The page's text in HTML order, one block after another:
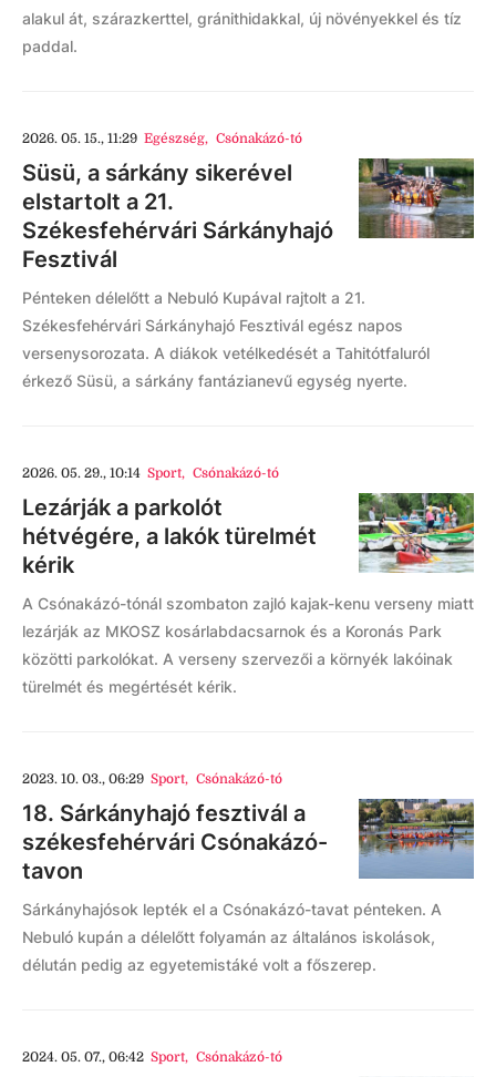
alakul át, szárazkerttel, gránithidakkal, új növényekkel és tíz
paddal.
2026. 05. 15., 11:29 Egészség, Csónakázó-tó
Süsü, a sárkány sikerével
elstartolt a 21.
Székesfehérvári Sárkányhajó
Fesztivál
Pénteken délelőtt a Nebuló Kupával rajtolt a 21.
Székesfehérvári Sárkányhajó Fesztivál egész napos
versenysorozata. A diákok vetélkedését a Tahitótfaluról
érkező Süsü, a sárkány fantázianevű egység nyerte.
2026. 05. 29., 10:14 Sport, Csónakázó-tó
Lezárják a parkolót
hétvégére, a lakók türelmét
kérik
A Csónakázó-tónál szombaton zajló kajak-kenu verseny miatt
lezárják az MKOSZ kosárlabdacsarnok és a Koronás Park
közötti parkolókat. A verseny szervezői a környék lakóinak
türelmét és megértését kérik.
2023. 10. 03., 06:29 Sport, Csónakázó-tó
18. Sárkányhajó fesztivál a
székesfehérvári Csónakázó-
tavon
Sárkányhajósok lepték el a Csónakázó-tavat pénteken. A
Nebuló kupán a délelőtt folyamán az általános iskolások,
délután pedig az egyetemistáké volt a főszerep.
2024. 05. 07., 06:42 Sport, Csónakázó-tó